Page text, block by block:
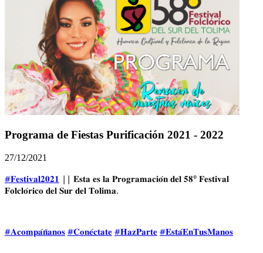
Programa de Fiestas Purificación 2021 - 2022
27/12/2021
#𝐅𝐞𝐬𝐭𝐢𝐯𝐚𝐥𝟐𝟎𝟐𝟏 || 𝐄𝐬𝐭𝐚 𝐞𝐬 𝐥𝐚 𝐏𝐫𝐨𝐠𝐫𝐚𝐦𝐚𝐜𝐢𝐨́𝐧 𝐝𝐞𝐥 𝟓𝟖° 𝐅𝐞𝐬𝐭𝐢𝐯𝐚𝐥
𝐅𝐨𝐥𝐜𝐥𝐨́𝐫𝐢𝐜𝐨 𝐝𝐞𝐥 𝐒𝐮𝐫 𝐝𝐞𝐥 𝐓𝐨𝐥𝐢𝐦𝐚.
#𝐀𝐜𝐨𝐦𝐩𝐚́𝐧̃𝐚𝐧𝐨𝐬 #𝐂𝐨𝐧𝐞́𝐜𝐭𝐚𝐭𝐞 #𝐇𝐚𝐳𝐏𝐚𝐫𝐭𝐞 #𝐄𝐬𝐭𝐚́𝐄𝐧𝐓𝐮𝐬𝐌𝐚𝐧𝐨𝐬